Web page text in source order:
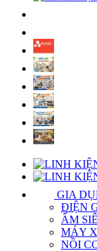
GIA
ĐIỆN
ẤM
MÁY
NỒI